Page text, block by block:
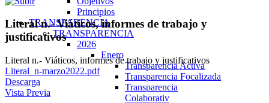
Principios
TRANSPARENCIA
TRANSPARENCIA
2026
Enero
Transparencia Activa
Transparencia Focalizada
Transparencia
Colaborativ
Literal n.- Viáticos, informes de trabajo y
justificativos
Literal n.- Viáticos, informes de trabajo y justificativos
Literal_n-marzo2022.pdf
Descarga
Vista Previa